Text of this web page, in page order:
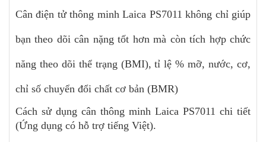
Cân điện tử thông minh Laica PS7011 không chỉ giúp
bạn theo dõi cân nặng tốt hơn mà còn tích hợp chức
năng theo dõi thể trạng (BMI), tỉ lệ % mỡ, nước, cơ,
chỉ số chuyển đổi chất cơ bản (BMR)
Cách sử dụng cân thông minh Laica PS7011 chi tiết
(Ứng dụng có hỗ trợ tiếng Việt).